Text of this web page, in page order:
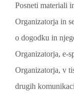
Posneti materiali
Organizatorja in
o dogodku in
Organizatorja, e-
Organizatorja, v
drugih